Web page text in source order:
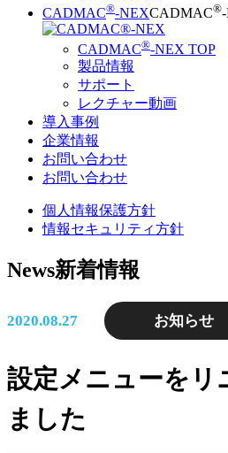
CADMAC®-NEXCADMAC®
CADMAC®-NEX TOP
製品情報
サポート
レクチャー動画
導入事例
企業情報
お問い合わせ
お問い合わせ
個人情報保護方針
情報セキュリティ方針
News新着情報
2020.08.27 お知らせ
設定メニューをリ
ました